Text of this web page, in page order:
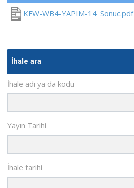
KFW-WB4-YAPIM-14_Sonuc.pdf
İhale ara
İhale adı ya da kodu
Yayın Tarihi
İhale tarihi